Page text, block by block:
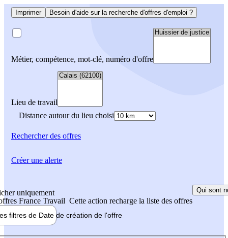
Imprimer Besoin d'aide sur la recherche d'offres d'emploi ?
Métier, compétence, mot-clé, numéro d'offre
Lieu de travail
Distance autour du lieu choisi
Rechercherdes offres
uniquement
France Travail Cette action recharge la liste des offres
Qui sont
filtres de Date de création de l'offre
Créer une alerte